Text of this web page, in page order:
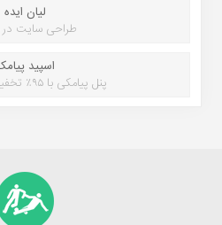
لیان ایده
طراحی سایت در
اسپید
پنل پیامکی با ۹۵٪ تخفیف خرید پنل